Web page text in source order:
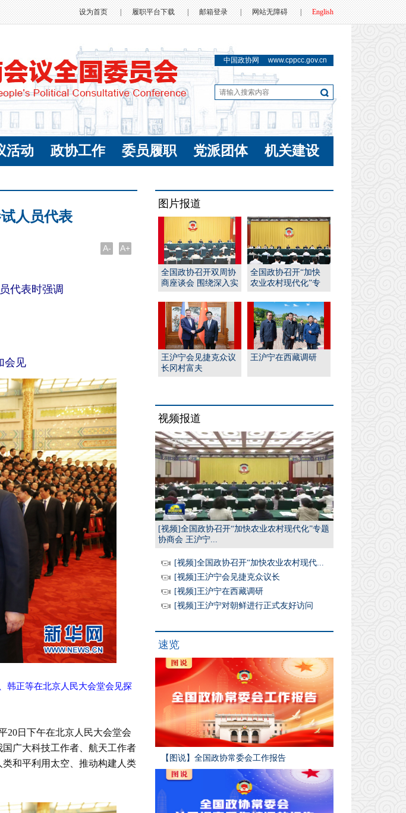
设为首页 履职平台下载 | 邮箱登录 网站无障碍 | English
中国政协网 www.cppcc.gov.cn
活动 政协工作 委员履职 党派团体 机关建设
人员代表
A- A+
代表时强调
会见
韩正等在北京人民大会堂会见探
20日下午在北京人民大会堂会
广大科技工作者、航天工作者
和平利用太空、推动构建人类
图片报道
全国政协召开双周协
商座谈会 围绕深入实
动...
全国政协召开“加快
农业农村现代化”专
并...
王沪宁会见捷克众议
长冈村富夫
王沪宁在西藏调研
视频报道
[视频]全国政协召开“加快农业农村现代化”专题
协商会 王沪宁...
[视频]全国政协召开“加快农业农村现代...
[视频]王沪宁会见捷克众议长
[视频]王沪宁在西藏调研
[视频]王沪宁对朝鲜进行正式友好访问
速览
【图说】全国政协常委会工作报告